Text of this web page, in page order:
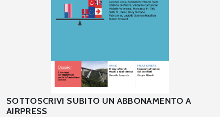
SOTTOSCRIVI SUBITO UN ABBONAMENTO A
AIRPRESS